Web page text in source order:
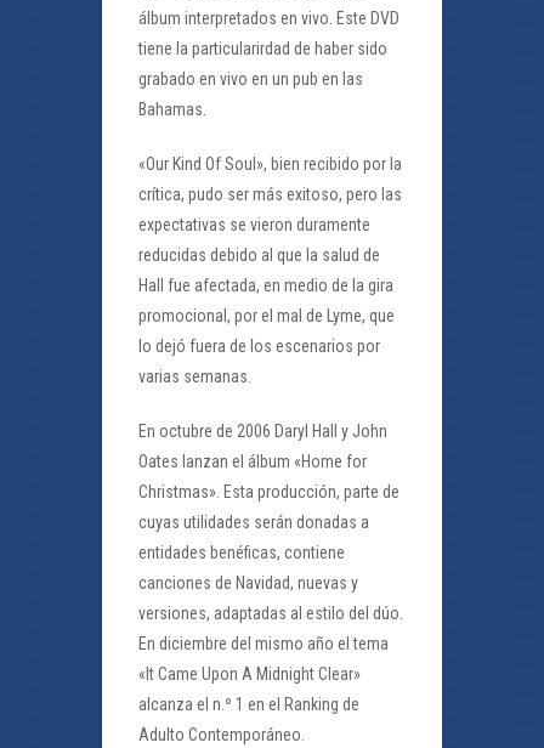
álbum interpretados en vivo. Este DVD
tiene la particularirdad de haber sido
grabado en vivo en un pub en las
Bahamas.
«Our Kind Of Soul», bien recibido por la
crítica, pudo ser más exitoso, pero las
expectativas se vieron duramente
reducidas debido al que la salud de
Hall fue afectada, en medio de la gira
promocional, por el mal de Lyme, que
lo dejó fuera de los escenarios por
varias semanas.
En octubre de 2006 Daryl Hall y John
Oates lanzan el álbum «Home for
Christmas». Esta producción, parte de
cuyas utilidades serán donadas a
entidades benéficas, contiene
canciones de Navidad, nuevas y
versiones, adaptadas al estilo del dúo.
En diciembre del mismo año el tema
«It Came Upon A Midnight Clear»
alcanza el n.º 1 en el Ranking de
Adulto Contemporáneo.